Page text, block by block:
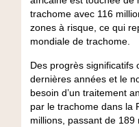
trachome avec 116
zones à risque, ce qui
mondiale de trachome.
Des progrès significatifs
dernières années et le
besoin d’un traitement
par le trachome dans la
millions, passant de 189